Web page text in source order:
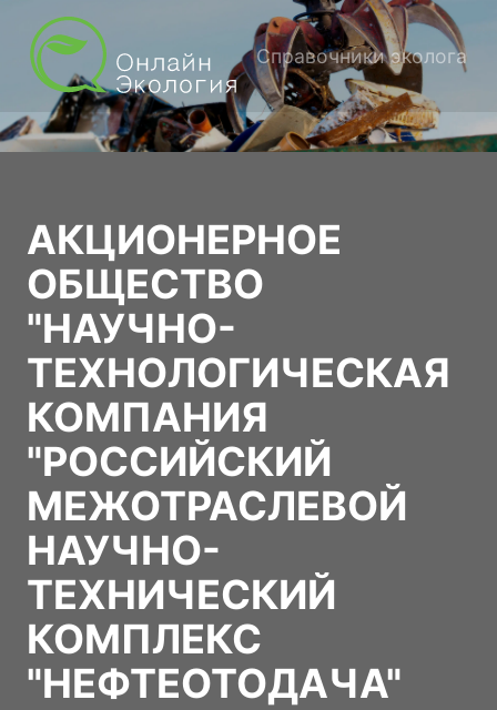
Справочники эколога
АКЦИОНЕРНОЕ
ОБЩЕСТВО
"НАУЧНО-
ТЕХНОЛОГИЧЕСКАЯ
КОМПАНИЯ
"РОССИЙСКИЙ
МЕЖОТРАСЛЕВОЙ
НАУЧНО-
ТЕХНИЧЕСКИЙ
КОМПЛЕКС
"НЕФТЕОТОДАЧА"